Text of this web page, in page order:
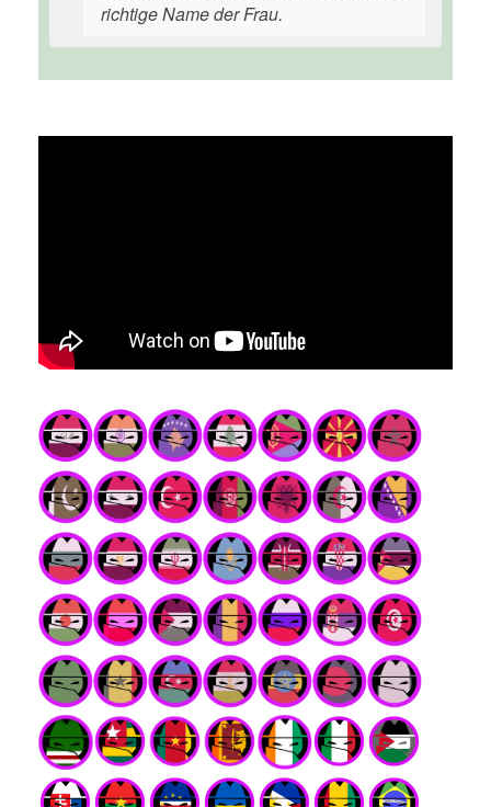
richtige Name der Frau.